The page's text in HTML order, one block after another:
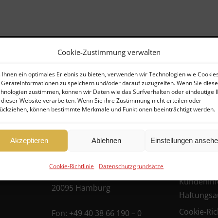
Cookie-Zustimmung verwalten
Ihnen ein optimales Erlebnis zu bieten, verwenden wir Technologien wie
Geräteinformationen zu speichern und/oder darauf zuzugreifen. Wenn Sie
zustimmen, können wir Daten wie das Surfverhalten oder eindeutige
Website verarbeiten. Wenn Sie ihre Zustimmung nicht erteilen oder
können bestimmte Merkmale und Funktionen beeinträchtigt werden.
Akzeptieren Ablehnen Einstellungen
Cookie-Richtlinie Datenschutzgrundsätze
Kontakt
Hanseatische
Fondshandlung GmbH
Ballindamm 39
20095 Hamburg
Fon: +49 40 38 66 190 – 0
Cookie-